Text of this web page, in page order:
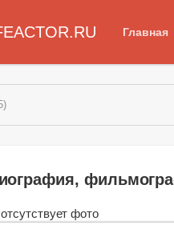
Главная